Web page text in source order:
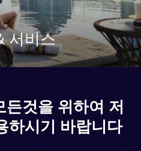
서비스
것을 위하여 저
하시기 바랍니다